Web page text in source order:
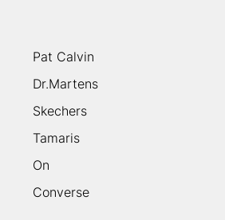
Pat Calvin
Dr.Martens
Skechers
Tamaris
On
Converse